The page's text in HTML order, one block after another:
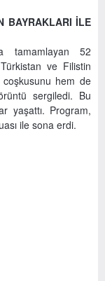
BAYRAKLARI İLE
tamamlayan 52
Türkistan ve Filistin
coşkusunu hem de
sergiledi. Bu
yaşattı. Program,
ile sona erdi.